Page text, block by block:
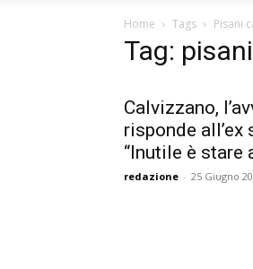
Home Tags Pisani
Tag:
Calvizzano,
risponde all’ex
“Inutile è stare
redazione - 25 Giugno